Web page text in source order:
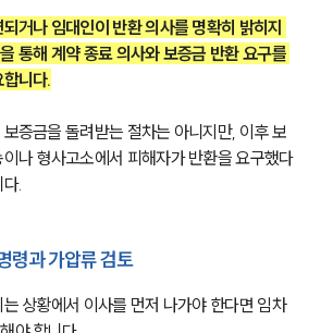
AI대륜
업무사례
주요 업무사례
사례분석/최신동향
법률정보
거나 임대인이 반환 의사를 명확히 밝히지
통해 계약 종료 의사와 보증금 반환 요구를
니다.
증금을 돌려받는 절차는 아니지만, 이후 보
나 형사고소에서 피해자가 반환을 요구했다
.
령과 가압류 검토
상황에서 이사를 먼저 나가야 한다면 임차